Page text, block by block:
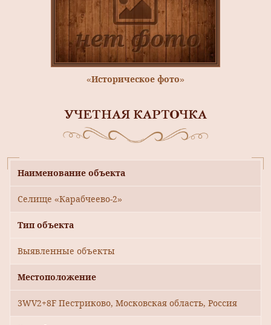
«Историческое фото»
УЧЕТНАЯ КАРТОЧКА
Наименование объекта
Селище «Карабчеево-2»
Тип объекта
Выявленные объекты
Местоположение
3WV2+8F Пестриково, Московская область, Россия